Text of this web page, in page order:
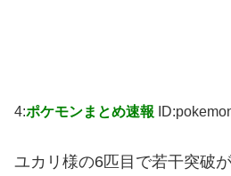
4:ポケモンまとめ速報
ユカリ様の6匹目で若干突破